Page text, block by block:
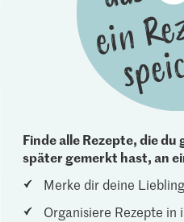
Finde alle Rezepte, die
später gemerkt hast, an
Merke dir deine
Organisiere Rezepte in